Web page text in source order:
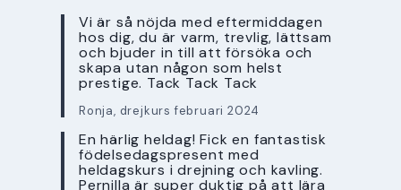
Vi är så nöjda med eftermiddagen
hos dig, du är varm, trevlig, lättsam
och bjuder in till att försöka och
skapa utan någon som helst
prestige. Tack Tack Tack
Ronja, drejkurs februari 2024
En härlig heldag! Fick en fantastisk
födelsedagspresent med
heldagskurs i drejning och kavling.
Pernilla är super duktig på att lära